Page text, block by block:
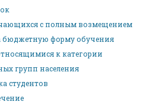
с полным возмещением
бюджетную форму обучения
к категории
групп населения
студентов